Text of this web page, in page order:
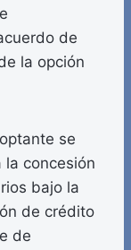
de
la opción
se
concesión
bajo la
de crédito
de